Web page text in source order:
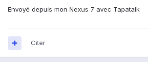
Envoyé depuis mon Nexus 7 avec Tapatalk
Citer